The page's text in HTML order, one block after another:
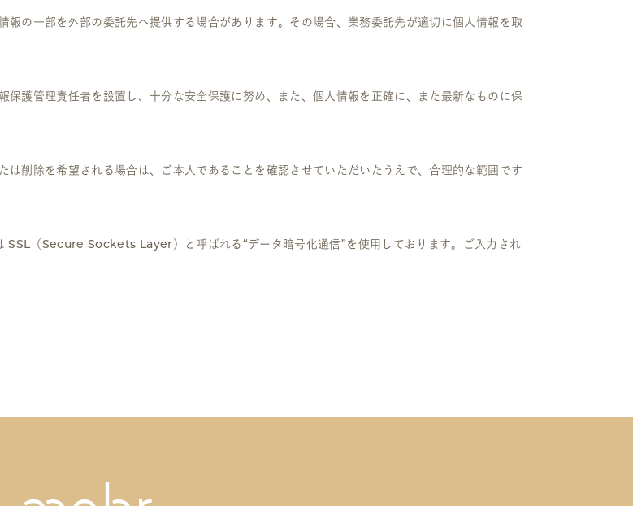
の一部を外部の委託先へ提供する場合があります。その場合、業務委託先が適切に個人情報を取
護管理責任者を設置し、十分な安全保護に努め、また、個人情報を正確に、また最新なものに保
削除を希望される場合は、ご本人であることを確認させていただいたうえで、合理的な範囲です
SSL（Secure Sockets Layer）と呼ばれる“データ暗号化通信”を使用しております。ご入力され